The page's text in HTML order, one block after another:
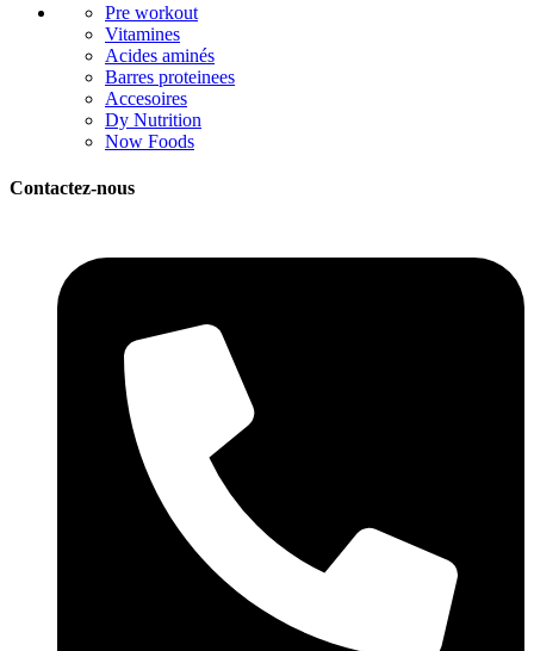
Pre workout
Vitamines
Acides aminés
Barres proteinees
Accesoires
Dy Nutrition
Now Foods
Contactez-nous